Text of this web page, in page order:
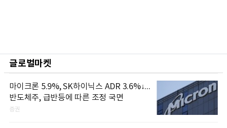
글로벌마켓
마이크론 5.9%, SK하이닉스 ADR 3.6%↓...
반도체주, 급반등에 따른 조정 국면
증권